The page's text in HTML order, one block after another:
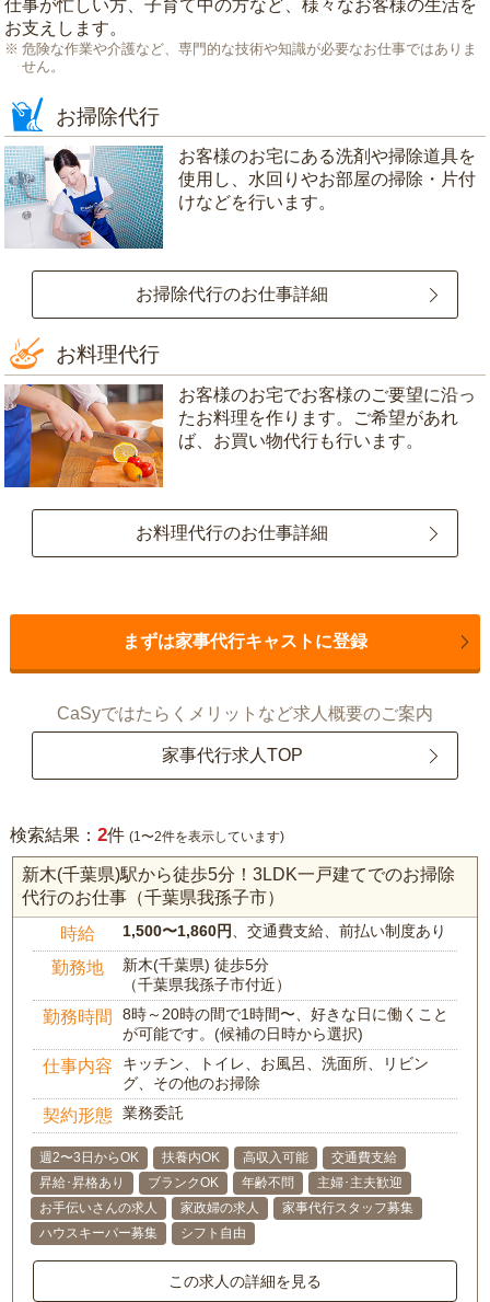
仕事が忙しい方、子育て中の方など、様々なお客様の生活を
お支えします。
危険な作業や介護など、専門的な技術や知識が必要なお仕事ではありま
せん。
お掃除代行
お客様のお宅にある洗剤や掃除道具を
使用し、水回りやお部屋の掃除・片付
けなどを行います。
お掃除代行のお仕事詳細
お料理代行
お客様のお宅でお客様のご要望に沿っ
たお料理を作ります。ご希望があれ
ば、お買い物代行も行います。
お料理代行のお仕事詳細
まずは家事代行キャストに登録
CaSyではたらくメリットなど求人概要のご案内
家事代行求人TOP
検索結果： 2件 (1〜2件を表示しています)
新木(千葉県)駅から徒歩5分！3LDK一戸建てでのお掃除
代行のお仕事（千葉県我孫子市）
時給 1,500〜1,860円 、交通費支給、前払い制度あり
勤務地
新木(千葉県) 徒歩5分
（千葉県我孫子市付近）
勤務時間
8時～20時の間で1時間〜、好きな日に働くこと
が可能です。(候補の日時から選択)
仕事内容
キッチン、トイレ、お風呂、洗面所、リビン
グ、その他のお掃除
契約形態 業務委託
週2〜3日からOK 扶養内OK 高収入可能
交通費支給
昇給･昇格あり
ブランクOK 年齢不問
主婦･主夫歓迎
お手伝いさんの求人
家政婦の求人
家事代行スタッフ募集
ハウスキーパー募集
シフト自由
この求人の詳細を見る